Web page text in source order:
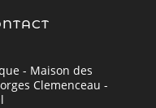
- Maison des
Clemenceau -